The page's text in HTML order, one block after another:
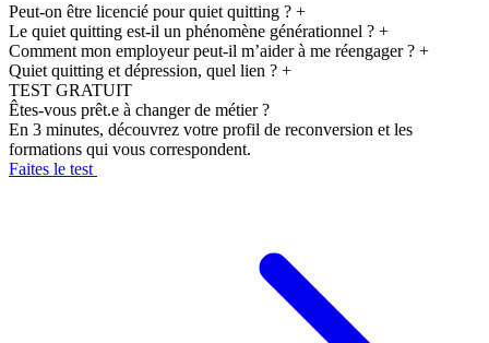
Peut-on être licencié pour quiet quitting ? +
Le quiet quitting est-il un phénomène générationnel ? +
Comment mon employeur peut-il m’aider à me réengager ? +
Quiet quitting et dépression, quel lien ? +
TEST GRATUIT
Êtes-vous prêt.e à changer de métier ?
En 3 minutes, découvrez votre profil de reconversion et les
formations qui vous correspondent.
Faites le test